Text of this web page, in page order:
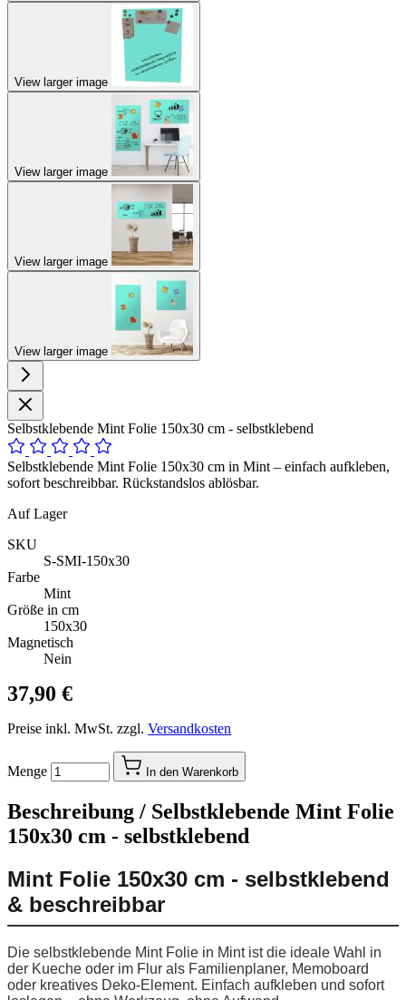
View larger image
View larger image
View larger image
View larger image
Selbstklebende Mint Folie 150x30 cm - selbstklebend
Selbstklebende Mint Folie 150x30 cm in Mint – einfach aufkleben,
sofort beschreibbar. Rückstandslos ablösbar.
Auf Lager
SKU
S-SMI-150x30
Farbe
Mint
Größe in cm
150x30
Magnetisch
Nein
37,90 €
Preise inkl. MwSt. zzgl. Versandkosten
Menge In den Warenkorb
Beschreibung / Selbstklebende Mint Folie
150x30 cm - selbstklebend
Mint Folie 150x30 cm - selbstklebend
& beschreibbar
Die selbstklebende Mint Folie in Mint ist die ideale Wahl in
der Kueche oder im Flur als Familienplaner, Memoboard
oder kreatives Deko-Element. Einfach aufkleben und sofort